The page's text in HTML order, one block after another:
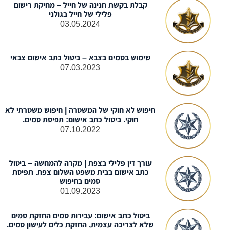
קבלת בקשת חנינה של חייל – מחיקת רישום
פלילי של חייל בגולני
03.05.2024
שימוש בסמים בצבא – ביטול כתב אישום צבאי
07.03.2023
חיפוש לא חוקי של המשטרה | חיפוש משטרתי לא
חוקי. ביטול כתב אישום: תפיסת סמים.
07.10.2022
עורך דין פלילי בצפת | מקרה להמחשה – ביטול
כתב אישום בבית משפט השלום צפת. תפיסת
סמים בחיפוש
01.09.2023
ביטול כתב אישום: עבירות סמים החזקת סמים
שלא לצריכה עצמית, החזקת כלים לעישון סמים.